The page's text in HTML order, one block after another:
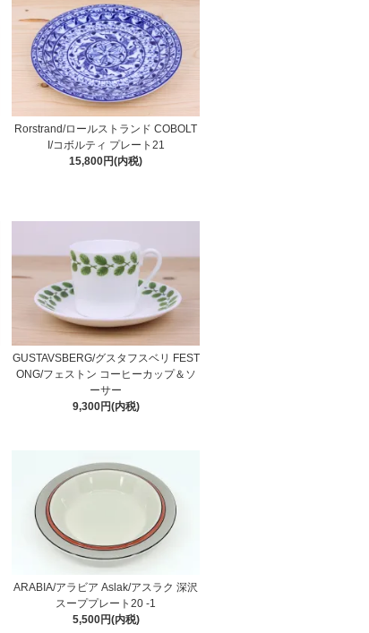
Rorstrand/ロールストランド COBOLT
I/コボルティ プレート21
15,800円(内税)
GUSTAVSBERG/グスタフスベリ FEST
ONG/フェストン コーヒーカップ＆ソ
ーサー
9,300円(内税)
ARABIA/アラビア Aslak/アスラク 深沢
スーププレート20 -1
5,500円(内税)